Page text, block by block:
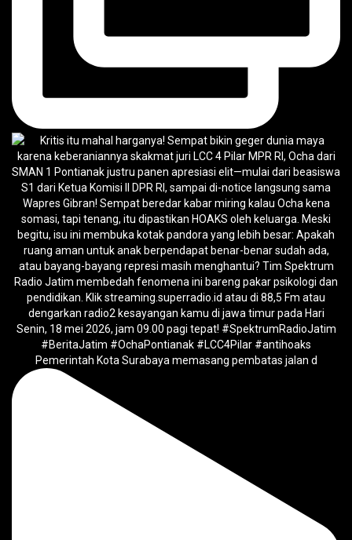
Pemerintah Kota Surabaya memasang pembatas jalan d